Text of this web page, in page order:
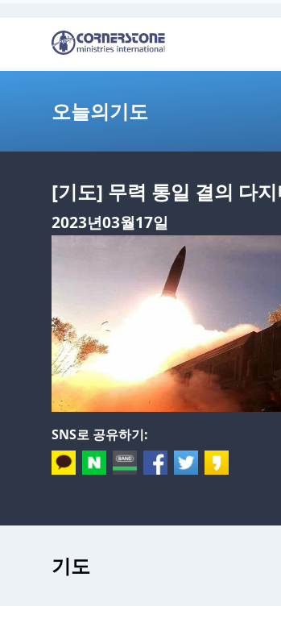
오늘의기도
[기도] 무력 통일 결의 다
2023년03월17일
SNS로 공유하기:
기도